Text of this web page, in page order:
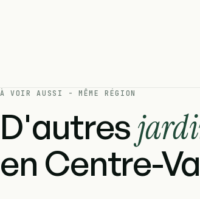
À VOIR AUSSI - MÊME RÉGION
D'autres
en Centre-